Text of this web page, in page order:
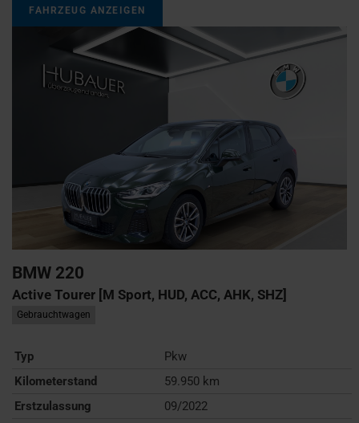
FAHRZEUG ANZEIGEN
BMW 220
Active Tourer [M Sport, HUD, ACC, AHK, SHZ]
Gebrauchtwagen
Typ
Pkw
Kilometerstand
59.950 km
Erstzulassung
09/2022